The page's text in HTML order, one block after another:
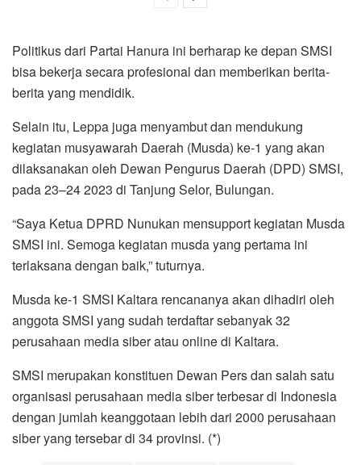
Politikus dari Partai Hanura ini berharap ke depan SMSI
bisa bekerja secara profesional dan memberikan berita-
berita yang mendidik.
Selain itu, Leppa juga menyambut dan mendukung
kegiatan musyawarah Daerah (Musda) ke-1 yang akan
dilaksanakan oleh Dewan Pengurus Daerah (DPD) SMSI,
pada 23–24 2023 di Tanjung Selor, Bulungan.
“Saya Ketua DPRD Nunukan mensupport kegiatan Musda
SMSI ini. Semoga kegiatan musda yang pertama ini
terlaksana dengan baik,” tuturnya.
Musda ke-1 SMSI Kaltara rencananya akan dihadiri oleh
anggota SMSI yang sudah terdaftar sebanyak 32
perusahaan media siber atau online di Kaltara.
SMSI merupakan konstituen Dewan Pers dan salah satu
organisasi perusahaan media siber terbesar di Indonesia
dengan jumlah keanggotaan lebih dari 2000 perusahaan
siber yang tersebar di 34 provinsi. (*)